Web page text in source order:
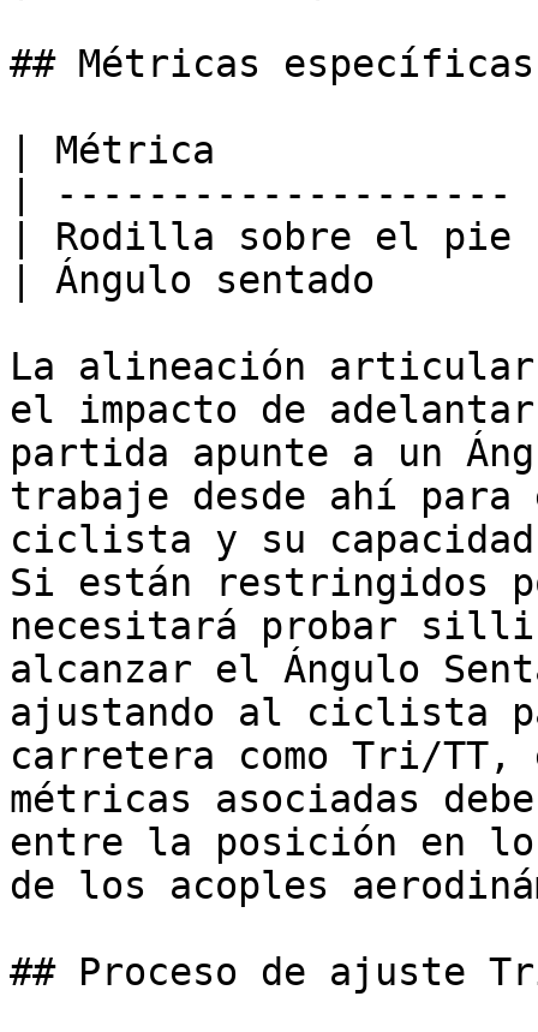
## Métricas
| Métrica              |
|
| Rodilla sobre el
| Ángulo sentado
La alineación articular
el impacto de
partida apunte a un
trabaje desde ahí
ciclista y su
Si están restringidos
necesitará probar
alcanzar el Ángulo
ajustando al ciclista
carretera como Tri/
métricas asociadas
entre la posición en
de los acoples
## Proceso de ajuste